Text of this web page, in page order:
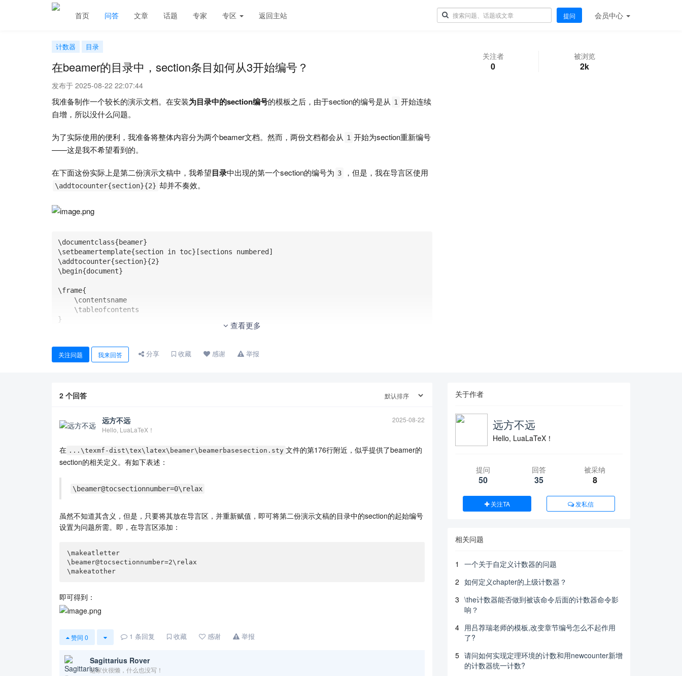
首页 问答 文章 话题 专家 专区 返回主站 提问 会员中心
计数器 目录
在beamer的目录中，section条目如何从3开始编号？
发布于 2025-08-22 22:07:44
我准备制作一个较长的演示文档。在安装为目录中的section编号的模板之后，由于section的编号是从 1 开始连续
自增，所以没什么问题。
为了实际使用的便利，我准备将整体内容分为两个beamer文档。然而，两份文档都会从 1 开始为section重新编号
——这是我不希望看到的。
在下面这份实际上是第二份演示文稿中，我希望目录中出现的第一个section的编号为 3 ，但是，我在导言区使用
\addtocounter{section}{2} 却并不奏效。
\documentclass{beamer}
\setbeamertemplate{section in toc}[sections numbered]
\addtocounter{section}{2}
\begin{document}
\frame{
}
\frame{\frametitle{sectionthree}some text}
\end{document}
查看更多
关注者
0
被浏览
2k
关注问题 我来回答 分享 收藏 感谢 举报
2 个回答
远方不远
2025-08-22
Hello, LuaLaTeX！
在 ...\texmf-dist\tex\latex\beamer\beamerbasesection.sty 文件的第176行附近，似乎提供了beamer的
section的相关定义。有如下表述：
\beamer@tocsectionnumber=0\relax
虽然不知道其含义，但是，只要将其放在导言区，并重新赋值，即可将第二份演示文稿的目录中的section的起始编号
设置为问题所需。即，在导言区添加：
\makeatletter
\beamer@tocsectionnumber=2\relax
\makeatother
即可得到：
赞同 0 1 条回复 收藏 感谢 举报
Sagittarius Rover
2025-08-23
这家伙很懒，什么也没写！
关于作者
远方不远
Hello, LuaLaTeX！
提问
50
回答
35
被采纳
8
关注TA 发私信
相关问题
1
一个关于自定义计数器的问题
2 如何定义chapter的上级计数器？
3 \the计数器能否做到被该命令后面的计数器命令影
响？
4 用吕荐瑞老师的模板,改变章节编号怎么不起作用
了?
5 请问如何实现定理环境的计数和用newcounter新增
的计数器统一计数?